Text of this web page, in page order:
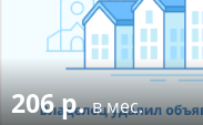
206 р.в мес.